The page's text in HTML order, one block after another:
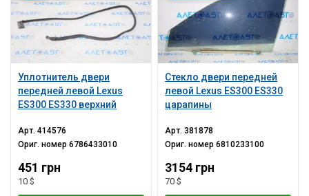
Уплотнитель двери
передней левой Lexus
ES300 ES330 верхний
Арт.414576
Ориг. номер6786433010
451 грн
10 $
Стекло двери передней
левой Lexus ES300 ES330
царапины
Арт.381878
Ориг. номер6810233100
3154 грн
70 $